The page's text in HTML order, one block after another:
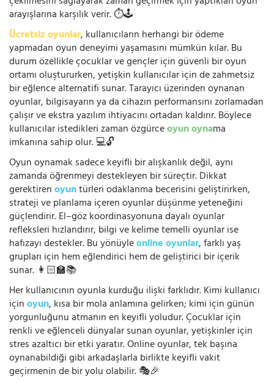
arayışlarına karşılık verir. ⏱️🕹️
Ücretsiz oyunlar, kullanıcıların herhangi bir ödeme
yapmadan oyun deneyimi yaşamasını mümkün kılar. Bu
durum özellikle çocuklar ve gençler için güvenli bir oyun
ortamı oluştururken, yetişkin kullanıcılar için de zahmetsiz
bir eğlence alternatifi sunar. Tarayıcı üzerinden oynanan
oyunlar, bilgisayarın ya da cihazın performansını zorlamadan
çalışır ve ekstra yazılım ihtiyacını ortadan kaldırır. Böylece
kullanıcılar istedikleri zaman özgürceoyun oynama
imkanına sahip olur. 💻🔓
Oyun oynamak sadece keyifli bir alışkanlık değil, aynı
zamanda öğrenmeyi destekleyen bir süreçtir. Dikkat
gerektirenoyuntürleri odaklanma becerisini geliştirirken,
strateji ve planlama içeren oyunlar düşünme yeteneğini
güçlendirir. El–göz koordinasyonuna dayalı oyunlar
refleksleri hızlandırır, bilgi ve kelime temelli oyunlar ise
hafızayı destekler. Bu yönüyleonline oyunlar, farklı yaş
grupları için hem eğlendirici hem de geliştirici bir içerik
sunar. 👩🏻‍🏫📚
Her kullanıcının oyunla kurduğu ilişki farklıdır. Kimi kullanıcı
içinoyun, kısa bir mola anlamına gelirken; kimi için günün
yorgunluğunu atmanın en keyifli yoludur. Çocuklar için
renkli ve eğlenceli dünyalar sunan oyunlar, yetişkinler için
stres azaltıcı bir etki yaratır. Online oyunlar, tek başına
oynanabildiği gibi arkadaşlarla birlikte keyifli vakit
geçirmenin de bir yolu olabilir. 🎭🎉